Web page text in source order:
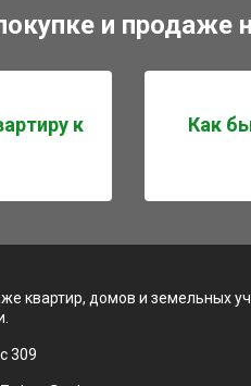
и продаже
к
Как
квартир, домов и земельных
309